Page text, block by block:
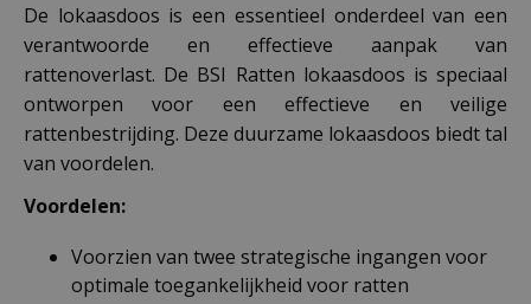
De lokaasdoos is een essentieel onderdeel van een
verantwoorde en effectieve aanpak van
rattenoverlast. De BSI Ratten lokaasdoos is speciaal
ontworpen voor een effectieve en veilige
rattenbestrijding. Deze duurzame lokaasdoos biedt tal
van voordelen.
Voordelen:
Voorzien van twee strategische ingangen voor
optimale toegankelijkheid voor ratten